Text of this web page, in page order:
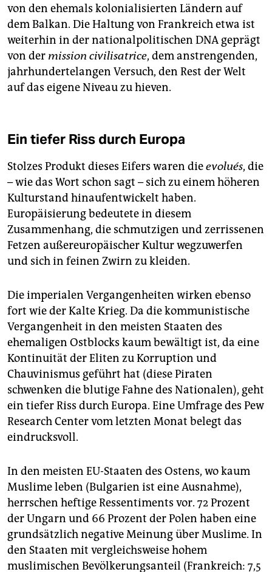
von den ehemals kolonialisierten Ländern auf
dem Balkan. Die Haltung von Frankreich etwa ist
weiterhin in der nationalpolitischen DNA geprägt
von der mission civilisatrice, dem anstrengenden,
jahrhundertelangen Versuch, den Rest der Welt
auf das eigene Niveau zu hieven.
Ein tiefer Riss durch Europa
Stolzes Produkt dieses Eifers waren dieevolués, die
– wie das Wort schon sagt – sich zu einem höheren
Kulturstand hinaufentwickelt haben.
Europäisierung bedeutete in diesem
Zusammenhang, die schmutzigen und zerrissenen
Fetzen außereuropäischer Kultur wegzuwerfen
und sich in feinen Zwirn zu kleiden.
Die imperialen Vergangenheiten wirken ebenso
fort wie der Kalte Krieg. Da die kommunistische
Vergangenheit in den meisten Staaten des
ehemaligen Ostblocks kaum bewältigt ist, da eine
Kontinuität der Eliten zu Korruption und
Chauvinismus geführt hat (diese Piraten
schwenken die blutige Fahne des Nationalen), geht
ein tiefer Riss durch Europa. Eine Umfrage des Pew
Research Center vom letzten Monat belegt das
eindrucksvoll.
In den meisten EU-Staaten des Ostens, wo kaum
Muslime leben (Bulgarien ist eine Ausnahme),
herrschen heftige Ressentiments vor. 72 Prozent
der ­Ungarn und 66 Prozent der Polen haben eine
grundsätzlich negative Meinung über Muslime. In
den Staaten mit vergleichsweise hohem
muslimischen Bevölkerungsanteil (Frankreich: 7,5